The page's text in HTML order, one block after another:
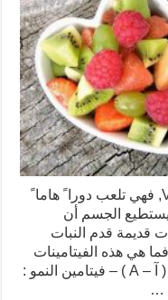
نحتاج جميعنا إلى الفيتامينات Vitamins, فهي تلعب دورا ً هاما ً
الجسم أن
قديمة قدم النبات
هي هذه الفيتامينات
وما هي مصادرها وفوائدها ؟ . فيتامين ( آ – A ) – فيتامين النمو :
…